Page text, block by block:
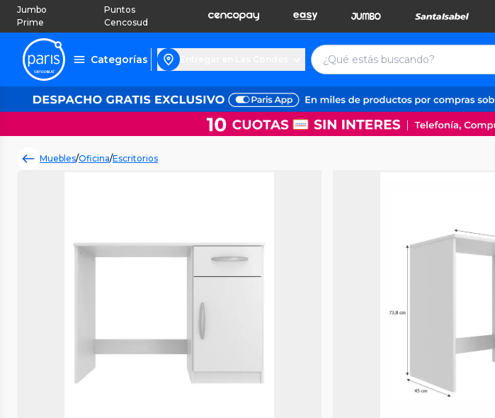
Jumbo
Prime
Puntos
Cencosud
Categorías
Muebles/Oficina/Escritorios